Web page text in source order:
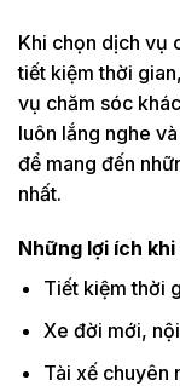
Khi chọn dịch vụ
tiết kiệm thời
vụ chăm sóc
luôn lắng nghe
để mang đến
nhất.
Những lợi ích
Tiết kiệm thời
Xe đời mới,
Tài xế chuyên